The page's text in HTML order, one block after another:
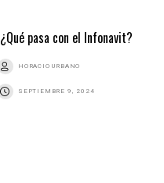
¿Qué pasa con el Infonavit?
HORACIO URBANO
SEPTIEMBRE 9, 2024